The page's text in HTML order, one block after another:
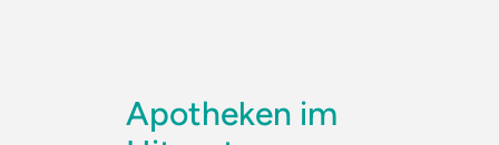
Apotheken im